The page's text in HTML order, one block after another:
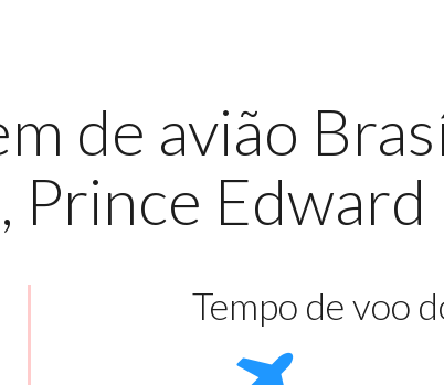
de avião
Edward
Tempo de voo